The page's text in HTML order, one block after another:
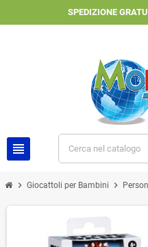
SPEDIZIONE
view_headline
chevron_right Giocattoli per Bambini chevron_right